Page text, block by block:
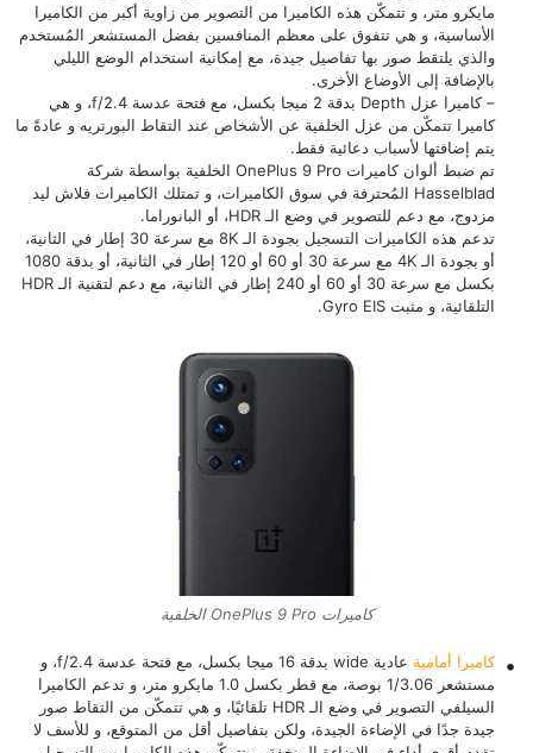
مايكرو متر، و تتمكّن هذه الكاميرا من التصوير من زاوية أكبر من الكاميرا
الأساسية، و هي تتفوق على معظم المنافسين بفضل المستشعر المُستخدم
والذي يلتقط صور بها تفاصيل جيدة، مع إمكانية استخدام الوضع الليلي
بالإضافة إلى الأوضاع الأخرى.
– كاميرا عزل Depth بدقة 2 ميجا بكسل، مع فتحة عدسة f/2.4، و هي
كاميرا تتمكّن من عزل الخلفية عن الأشخاص عند التقاط البورتريه و عادةً ما
يتم إضافتها لأسباب دعائية فقط.
تم ضبط ألوان كاميرات OnePlus 9 Pro الخلفية بواسطة شركة
Hasselblad المُحترفة في سوق الكاميرات، و تمتلك الكاميرات فلاش ليد
مزدوج، مع دعم للتصوير في وضع الـ HDR، أو البانوراما.
تدعم هذه الكاميرات التسجيل بجودة الـ 8K مع سرعة 30 إطار في الثانية،
أو بجودة الـ 4K مع سرعة 30 أو 60 أو 120 إطار في الثانية، أو بدقة 1080
بكسل مع سرعة 30 أو 60 أو 240 إطار في الثانية، مع دعم لتقنية الـ HDR
التلقائية، و مثبت Gyro EIS.
كاميرات OnePlus 9 Pro الخلفية
كاميرا أمامية
عادية wide بدقة 16 ميجا بكسل، مع فتحة عدسة f/2.4، و
مستشعر 1/3.06 بوصة، مع قطر بكسل 1.0 مايكرو متر، و تدعم الكاميرا
السيلفي التصوير في وضع الـ HDR تلقائيًا، و هي تتمكّن من التقاط صور
جيدة جدًا في الإضاءة الجيدة، ولكن بتفاصيل أقل من المتوقع، و للأسف لا